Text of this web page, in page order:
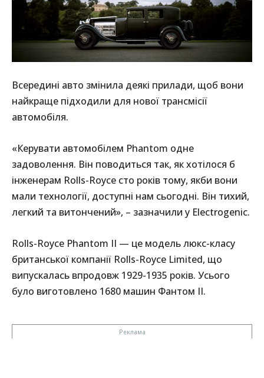
Всередині авто змінила деякі прилади, щоб вони
найкраще підходили для нової трансмісії
автомобіля.
«Керувати автомобілем Phantom одне
задоволення. Він поводиться так, як хотілося б
інженерам Rolls-Royce сто років тому, якби вони
мали технології, доступні нам сьогодні. Він тихий,
легкий та витончений», – зазначили у Electrogenic.
Rolls-Royce Phantom II — це модель люкс-класу
британської компанії Rolls-Royce Limited, що
випускалась впродовж 1929-1935 років. Усього
було виготовлено 1680 машин Фантом ІІ.